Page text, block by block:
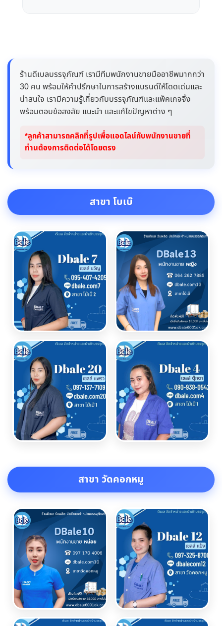
ร้านดีเบลบรรจุภัณฑ์ เรามีทีมพนักงานขายมืออาชีพมากกว่า
30 คน พร้อมให้คำปรึกษาในการสร้างแบรนด์ให้โดดเด่นและ
น่าสนใจ เรามีความรู้เกี่ยวกับบรรจุภัณฑ์และแพ็คเกจจิ้ง
พร้อมตอบข้อสงสัย แนะนำ และแก้ไขปัญหาต่าง ๆ
*ลูกค้าสามารถคลิกที่รูปเพื่อแอดไลน์กับพนักงานขายที่
ท่านต้องการติดต่อได้โดยตรง
สาขา โบเบ๊
สาขา วัดคอกหมู